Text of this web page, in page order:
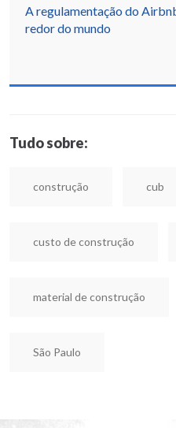
A regulamentação do
redor do mundo
Tudo sobre:
construção cub
custo de construção
material de construção
São Paulo